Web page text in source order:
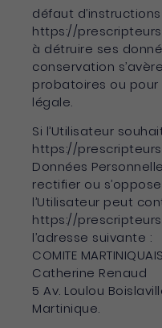
défaut
https://
à détruire ses
conservation
probatoires ou
légale.
Si l’Utilisateur
https://
Données
rectifier ou
l’Utilisateur peut
https://
l’adresse suivante :
COMITE
Catherine Renaud
5 Av. Loulou
Martinique.